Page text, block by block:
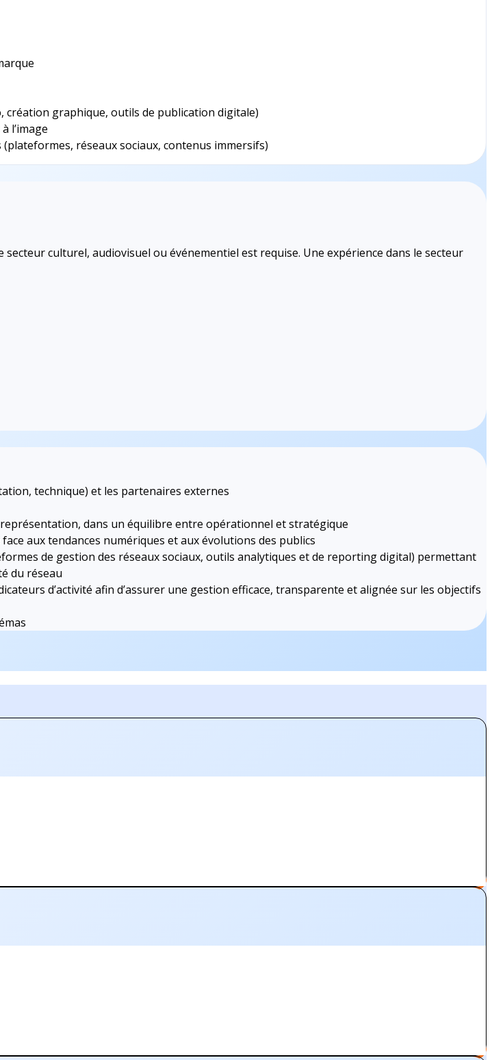
création graphique, outils de publication digitale)
l’image
réseaux sociaux, contenus immersifs)
culturel, audiovisuel ou événementiel est requise. Une expérience dans le secteur
technique) et les partenaires externes
dans un équilibre entre opérationnel et stratégique
aux tendances numériques et aux évolutions des publics
de gestion des réseaux sociaux, outils analytiques et de reporting digital) permettant
du réseau
d’activité afin d’assurer une gestion efficace, transparente et alignée sur les objectifs